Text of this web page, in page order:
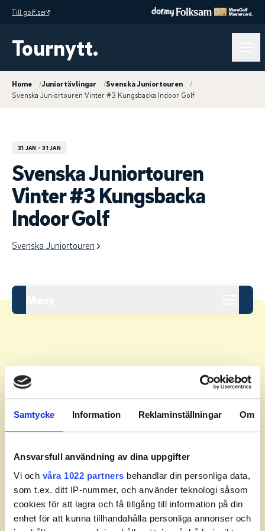
Samtycke Information Reklaminställningar Om
Ansvarsfull användning av dina uppgifter
Vi och våra 1022 partners behandlar din personliga data,
som t.ex. ditt IP-nummer, och använder teknologi såsom
cookies för att lagra och få tillgång till information på din
enhet för att kunna tillhandahålla personliga annonser och
Till golf.se
Tournytt.
Home /Juniortävlingar /Svenska Juniortouren
/
Svenska Juniortouren Vinter #3 Kungsbacka Indoor Golf
31 JAN - 31 JAN
Svenska Juniortouren
Vinter #3 Kungsbacka
Indoor Golf
Svenska Juniortouren
Leaderboard.
Pos Namn
Inga resultat tillgängliga ännu.